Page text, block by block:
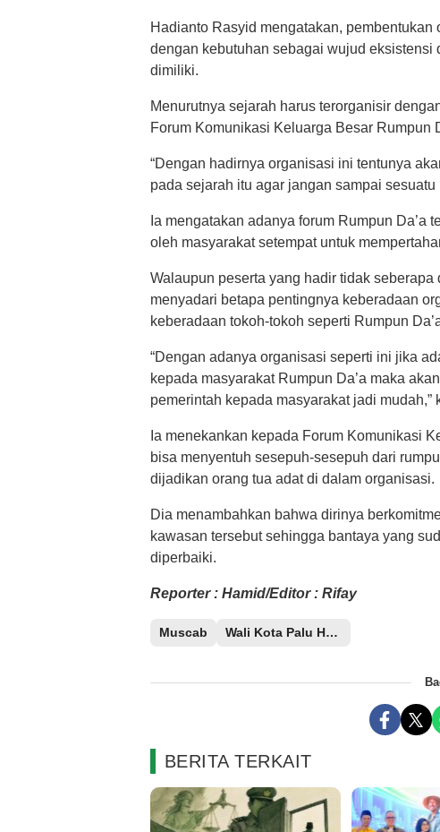
Hadianto Rasyid mengatakan,
dengan kebutuhan sebagai wujud
dimiliki.
Menurutnya sejarah harus terorganisir
Forum Komunikasi Keluarga Besar Rumpun
“Dengan hadirnya organisasi ini tentunya
pada sejarah itu agar jangan sampai
Ia mengatakan adanya forum Rumpun Da’a
oleh masyarakat setempat untuk
Walaupun peserta yang hadir tidak
menyadari betapa pentingnya keberadaan
keberadaan tokoh-tokoh seperti Rumpun
“Dengan adanya organisasi seperti ini jika
kepada masyarakat Rumpun Da’a maka
pemerintah kepada masyarakat jadi mudah,”
Ia menekankan kepada Forum Komunikasi
bisa menyentuh sesepuh-sesepuh dari
dijadikan orang tua adat di dalam organisasi.
Dia menambahkan bahwa dirinya
kawasan tersebut sehingga bantaya yang
diperbaiki.
Reporter : Hamid/Editor : Rifay
Muscab Wali Kota Palu Hadianto Rasyid
BERITA TERKAIT